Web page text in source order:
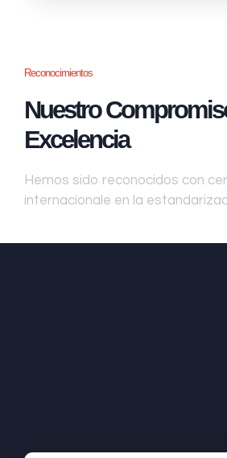
Reconocimientos
Nuestro
Excelencia
Hemos sido reconocidos con
internacionale en la